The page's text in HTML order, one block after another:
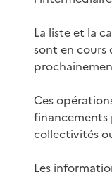
La liste et la
sont en cours
Ces
collectivités
Les